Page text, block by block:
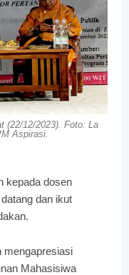
(22/12/2023). Foto: La
Aspirasi.
kepada dosen
dan ikut
mengapresiasi
Mahasisiwa